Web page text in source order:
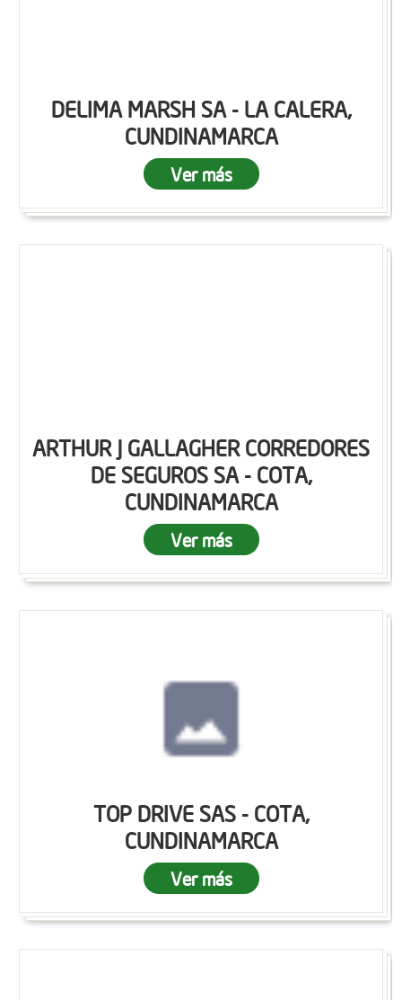
DELIMA MARSH SA - LA CALERA,
CUNDINAMARCA
Ver más
ARTHUR J GALLAGHER CORREDORES
DE SEGUROS SA - COTA,
CUNDINAMARCA
Ver más
TOP DRIVE SAS - COTA,
CUNDINAMARCA
Ver más